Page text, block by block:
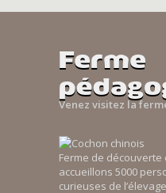
Ferme
Venez visitez la
Ferme de
accueillons 5000
curieuses de